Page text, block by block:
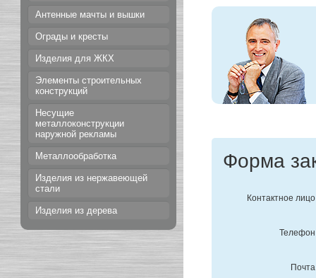
Антенные мачты и вышки
Ограды и кресты
Изделия для ЖКХ
Элементы строительных
конструкций
Несущие
металлоконструкции
наружной рекламы
Металлообработка
Изделия из нержавеющей
стали
Изделия из дерева
Форма
Контактное